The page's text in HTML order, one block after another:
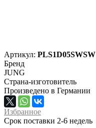
Артикул: PLS1D05SWSW
Бренд
JUNG
Страна-изготовитель
Произведено в Германии
Избранное
Срок поставки 2-6 недель